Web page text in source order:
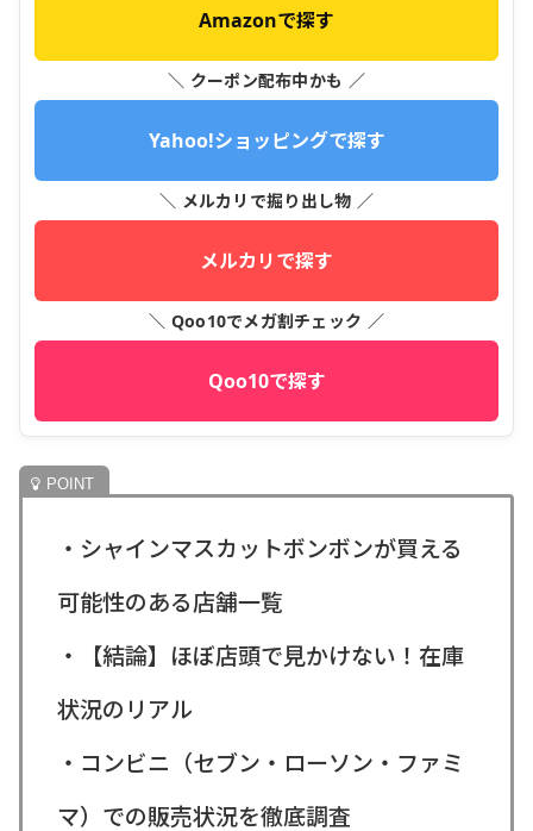
Amazonで探す
＼ クーポン配布中かも ／
Yahoo!ショッピングで探す
＼ メルカリで掘り出し物 ／
メルカリで探す
＼ Qoo10でメガ割チェック ／
Qoo10で探す
・シャインマスカットボンボンが買える
可能性のある店舗一覧
・【結論】ほぼ店頭で見かけない！在庫
状況のリアル
・コンビニ（セブン・ローソン・ファミ
マ）での販売状況を徹底調査